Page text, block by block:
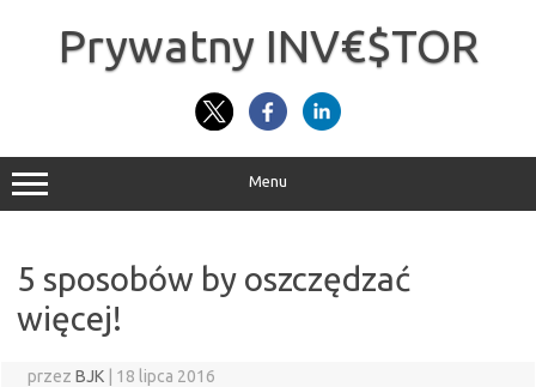
Prywatny INV€$TOR
Menu
5 sposobów by oszczędzać
więcej!
przez BJK 18 lipca 2016